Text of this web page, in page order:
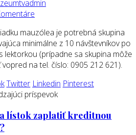
mauzólea je potrebná skupina
minimálne z 10 návštevníkov po
lektorkou (prípadne sa skupina môže
na tel. číslo: 0905 212 621).
Twitter Linkedin Pinterest
príspevok
lístok zaplatiť kreditnou